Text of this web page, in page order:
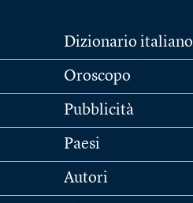
Dizionario italiano
Oroscopo
Pubblicità
Paesi
Autori